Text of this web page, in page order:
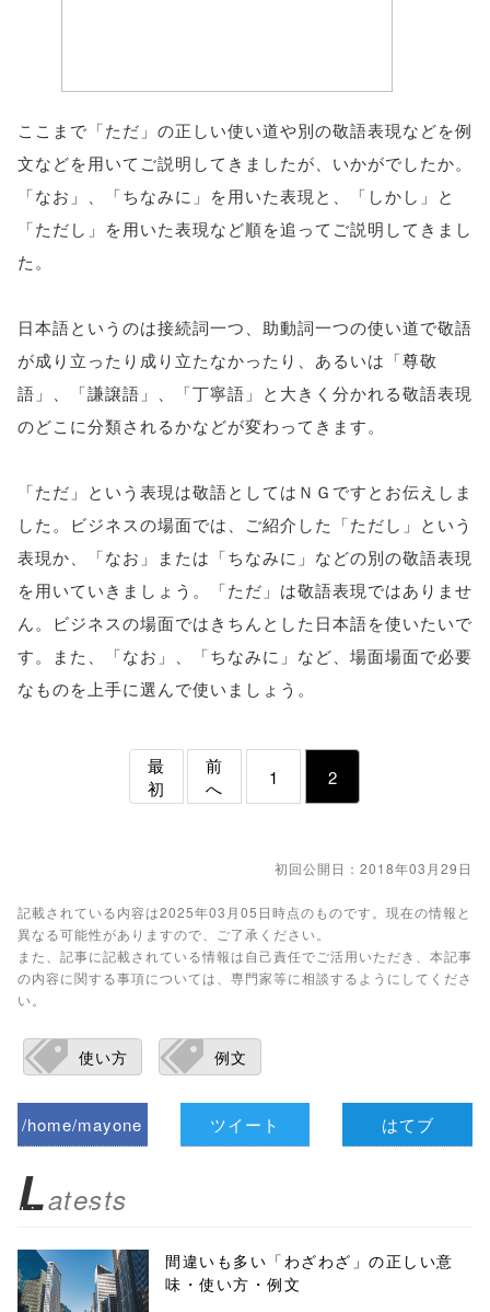
ここまで「ただ」の正しい使い道や別の敬語表現などを例
文などを用いてご説明してきましたが、いかがでしたか。
「なお」、「ちなみに」を用いた表現と、「しかし」と
「ただし」を用いた表現など順を追ってご説明してきまし
た。
日本語というのは接続詞一つ、助動詞一つの使い道で敬語
が成り立ったり成り立たなかったり、あるいは「尊敬
語」、「謙譲語」、「丁寧語」と大きく分かれる敬語表現
のどこに分類されるかなどが変わってきます。
「ただ」という表現は敬語としてはＮＧですとお伝えしま
した。ビジネスの場面では、ご紹介した「ただし」という
表現か、「なお」または「ちなみに」などの別の敬語表現
を用いていきましょう。「ただ」は敬語表現ではありませ
ん。ビジネスの場面ではきちんとした日本語を使いたいで
す。また、「なお」、「ちなみに」など、場面場面で必要
なものを上手に選んで使いましょう。
最
初
前
へ
1 2
初回公開日：2018年03月29日
記載されている内容は2025年03月05日時点のものです。現在の情報と
異なる可能性がありますので、ご了承ください。
また、記事に記載されている情報は自己責任でご活用いただき、本記事
の内容に関する事項については、専門家等に相談するようにしてくださ
い。
使い方 例文
/home/mayone
biz.jp/public_ht
ml/wp-
content/themes
ツイート はてブ
Latests
間違いも多い「わざわざ」の正しい意
味・使い方・例文